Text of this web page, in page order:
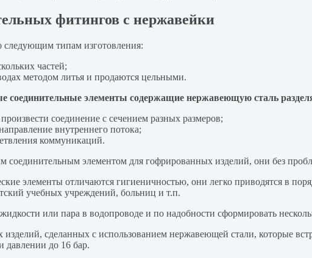
фитингов с нержавейки
следующим типам изготовления:
частей;
методом литья и продаются цельными.
соединительные элементы содержащие нержавеющую сталь
соединение с сечением разных размеров;
внутреннего потока;
коммуникаций.
соединительным элементом для гофрированных изделий, они без
элементы отличаются гигиеничностью, они легко приводятся в
учебных учреждений, больниц и т.п.
или пара в водопроводе и по надобности сформировать
сделанных с использованием нержавеющей стали, которые
давлении до 16 бар.